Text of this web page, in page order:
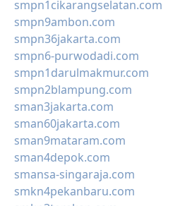
smpn1cikarangselatan.com
smpn9ambon.com
smpn36jakarta.com
smpn6-purwodadi.com
smpn1darulmakmur.com
smpn2blampung.com
sman3jakarta.com
sman60jakarta.com
sman9mataram.com
sman4depok.com
smansa-singaraja.com
smkn4pekanbaru.com